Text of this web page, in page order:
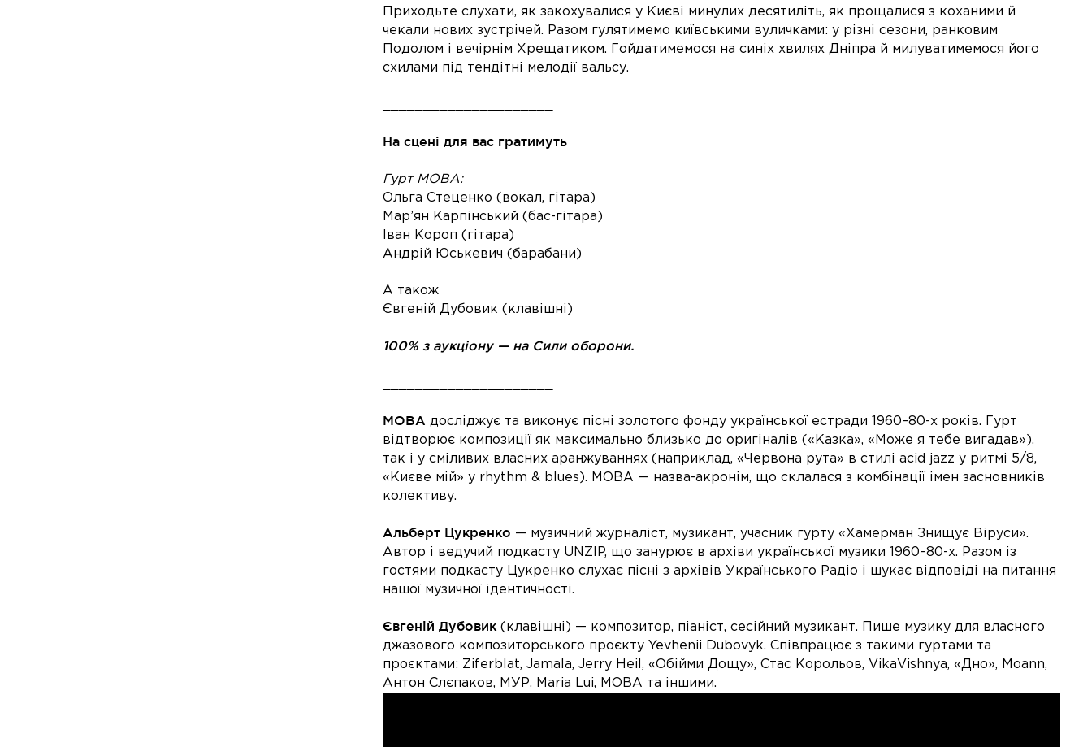
Приходьте слухати, як закохувалися у Києві минулих десятиліть, як прощалися з коханими й
чекали нових зустрічей. Разом гулятимемо київськими вуличками: у різні сезони, ранковим
Подолом і вечірнім Хрещатиком. Гойдатимемося на синіх хвилях Дніпра й милуватимемося його
схилами під тендітні мелодії вальсу.
На сцені для вас гратимуть
Гурт МОВА:
Ольга Стеценко (вокал, гітара)
Мар’ян Карпінський (бас-гітара)
Іван Короп (гітара)
Андрій Юськевич (барабани)
А також
Євгеній Дубовик (клавішні)
100% з аукціону — на Сили оборони.
МОВА досліджує та виконує пісні золотого фонду української естради 1960–80-х років. Гурт
відтворює композиції як максимально близько до оригіналів («Казка», «Може я тебе вигадав»),
так і у сміливих власних аранжуваннях (наприклад, «Червона рута» в стилі acid jazz у ритмі 5/8,
«Києве мій» у rhythm & blues). МОВА — назва-акронім, що склалася з комбінації імен засновників
колективу.
Альберт Цукренко — музичний журналіст, музикант, учасник гурту «Хамерман Знищує Віруси».
Автор і ведучий подкасту UNZIP, що занурює в архіви української музики 1960–80-х. Разом із
гостями подкасту Цукренко слухає пісні з архівів Українського Радіо і шукає відповіді на питання
нашої музичної ідентичності.
Євгеній Дубовик(клавішні) — композитор, піаніст, сесійний музикант. Пише музику для власного
джазового композиторського проєкту Yevhenii Dubovyk. Співпрацює з такими гуртами та
проєктами: Ziferblat, Jamala, Jerry Heil, «Обійми Дощу», Стас Корольов, VikaVishnya, «Дно», Moann,
Антон Слєпаков, МУР, Maria Lui, МОВА та іншими.